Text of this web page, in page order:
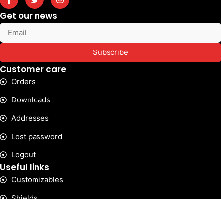
Get our news
Subscribe
Customer care
Orders
Downloads
Addresses
Lost password
Logout
Useful links
Customizables